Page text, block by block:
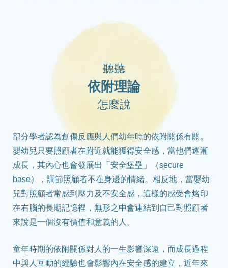
聽聽
依附理論
怎麼說
部分學者認為創傷反應與人們幼年時的依附關係有關。
嬰幼兒只要照顧者在附近就能獲得安全感，當他們逐漸
成長，其內心也會發展出「安全堡壘」（secure
base），調節照顧者不在身邊的情緒。相反地，當嬰幼
兒對照顧者常感到壓力及不安全感，這樣的感受會烙印
在右腦的長期記憶裡，無形之中會連結到自己對照顧者
來說是一個沒有價值和意義的人。
童年時期的依附關係對人的一生影響深遠，而成長過程
中與人互動的經驗也會影響內在安全感的建立，近年來